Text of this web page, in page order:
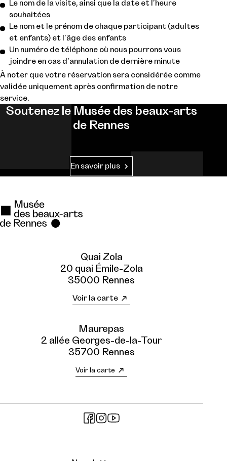
Le nom de la visite, ainsi que la date et l'heure
souhaitées
Le nom et le prénom de chaque participant (adultes
et enfants) et l'âge des enfants
Un numéro de téléphone où nous pourrons vous
joindre en cas d'annulation de dernière minute
À noter que votre réservation sera considérée comme
validée uniquement après confirmation de notre
service.
Soutenez le Musée des beaux-arts
de Rennes
En savoir plus
Quai Zola
20 quai Émile-Zola
35000 Rennes
Voir la carte
Maurepas
2 allée Georges-de-la-Tour
35700 Rennes
Voir la carte